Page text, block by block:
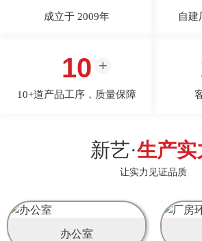
成立于 2009年 自建
10
10+道产品工序，质量保障
新艺·生产实
让实力见证品质
办公室